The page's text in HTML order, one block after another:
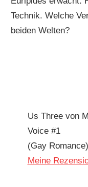
Technik. Welche
beiden Welten?
Us Three von
Voice #1
(Gay Romance)
Meine